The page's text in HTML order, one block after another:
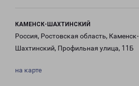
КАМЕНСК-ШАХТИНСКИЙ
Россия, Ростовская область, Каменск-
Шахтинский, Профильная улица, 11Б
на карте